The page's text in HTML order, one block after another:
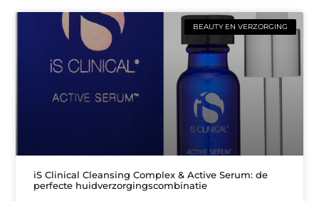
BEAUTY EN VERZORGING
iS Clinical Cleansing Complex & Active Serum: de
perfecte huidverzorgingscombinatie